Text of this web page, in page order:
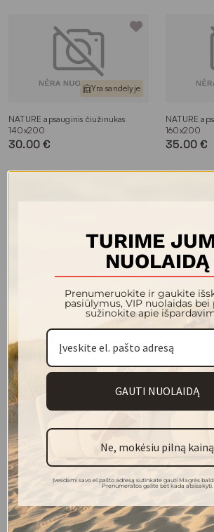
Yra sandėlyje
NATURE apsauginis čiužinukas
140x200
30.00 €
NATURE
160x200
35.00 €
Yra sandėlyje
WHITE apsauginis čiužinio ir
pagalvių komplektas 1000x2000
WHITE
pagalvių
35.00 €
Yra sandėlyje
WHITE apsauginė paklodė
1600x2000
23.00 €
WHITE
1800x2000
25.00 €
Jūs peržiūrejote 10 iš 10
TURIME
NUOLAIDĄ
Prenumeruokite ir gaukite
pasiūlymus, VIP nuolaidas
sužinokite apie
GAUTI NUOLAIDĄ
Ne, mokėsiu pilną kainą
Įvesdami savo el.pašto adresą sutinkate gauti Magrės
Prenumeratos galite bet kada atsisakyti.